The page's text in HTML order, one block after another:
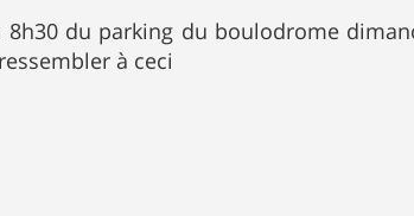
du parking du boulodrome
à ceci